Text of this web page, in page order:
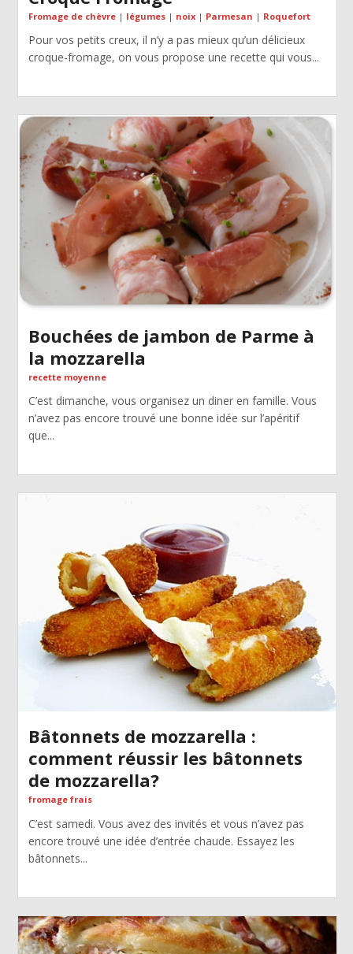
Fromage de chèvre| légumes| noix| Parmesan | Roquefort
Pour vos petits creux, il n’y a pas mieux qu’un délicieux
croque-fromage, on vous propose une recette qui vous...
Bouchées de jambon de Parme à
la mozzarella
recette moyenne
C’est dimanche, vous organisez un diner en famille. Vous
n’avez pas encore trouvé une bonne idée sur l’apéritif
que...
Bâtonnets de mozzarella :
comment réussir les bâtonnets
de mozzarella?
fromage frais
C’est samedi. Vous avez des invités et vous n’avez pas
encore trouvé une idée d’entrée chaude. Essayez les
bâtonnets...